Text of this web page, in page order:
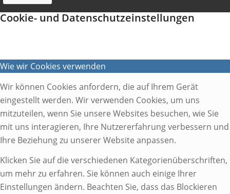
Cookie- und Datenschutzeinstellungen
Wie wir Cookies verwenden
Wir können Cookies anfordern, die auf Ihrem Gerät
eingestellt werden. Wir verwenden Cookies, um uns
mitzuteilen, wenn Sie unsere Websites besuchen, wie Sie
mit uns interagieren, Ihre Nutzererfahrung verbessern und
Ihre Beziehung zu unserer Website anpassen.
Klicken Sie auf die verschiedenen Kategorienüberschriften,
um mehr zu erfahren. Sie können auch einige Ihrer
Einstellungen ändern. Beachten Sie, dass das Blockieren